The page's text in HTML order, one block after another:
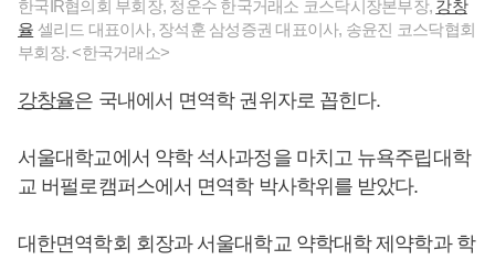
한국IR협의회 부회장, 정운수 한국거래소 코스닥시장본부장, 강창
율 셀리드 대표이사, 장석훈 삼성증권 대표이사, 송윤진 코스닥협회
부회장. <한국거래소>
강창율은 국내에서 면역학 권위자로 꼽힌다.
서울대학교에서 약학 석사과정을 마치고 뉴욕주립대학
교 버펄로캠퍼스에서 면역학 박사학위를 받았다.
대한면역학회 회장과 서울대학교 약학대학 제약학과 학